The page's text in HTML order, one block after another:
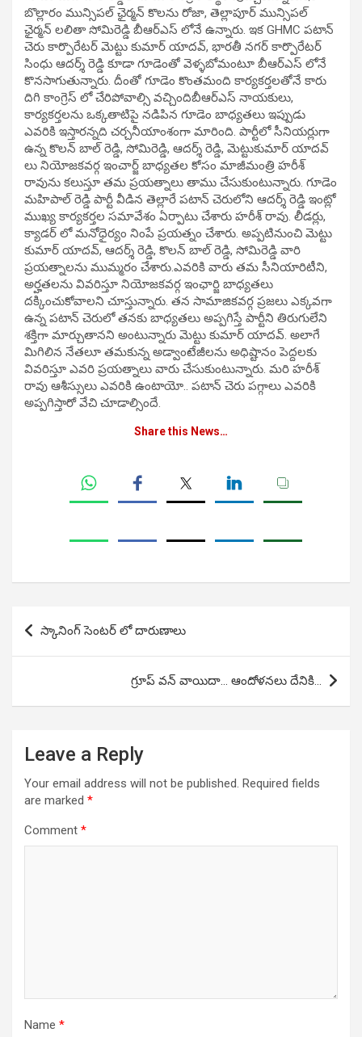
బొల్లారం మున్సిపల్ ఛైర్మన్ కొలను రోజా, తెల్లాపూర్ మున్సిపల్
ఛైర్మన్ లలితా సోమిరెడ్డి బీఆర్ఎస్ లోనే ఉన్నారు. ఇక GHMC పటాన్
చెరు కార్పొరేటర్ మెట్టు కుమార్ యాదవ్, భారతీ నగర్ కార్పొరేటర్
సింధు ఆదర్శ్ రెడ్డి కూడా గూడెంతో వెళ్ళబోమంటూ బీఆర్ఎస్ లోనే
కొనసాగుతున్నారు. దీంతో గూడెం కొంతమంది కార్యకర్తలతోనే కారు
దిగి కాంగ్రెస్ లో చేరిపోవాల్సి వచ్చిందిబీఆర్ఎస్ నాయకులు,
కార్యకర్తలను ఒక్కతాటిపై నడిపిన గూడెం బాధ్యతలు ఇప్పుడు
ఎవరికి ఇస్తారన్నది చర్చనీయాంశంగా మారింది. పార్టీలో సీనియర్లుగా
ఉన్న కొలన్ బాల్ రెడ్డి, సోమిరెడ్డి, ఆదర్శ్ రెడ్డి, మెట్టుకుమార్ యాదవ్
లు నియోజకవర్గ ఇంచార్జ్ బాధ్యతల కోసం మాజీమంత్రి హరీశ్
రావును కలుస్తూ తమ ప్రయత్నాలు తాము చేసుకుంటున్నారు. గూడెం
మహిపాల్ రెడ్డి పార్టీ వీడిన తెల్లారే పటాన్ చెరులోని ఆదర్శ్ రెడ్డి ఇంట్లో
ముఖ్య కార్యకర్తల సమావేశం ఏర్పాటు చేశారు హరీశ్ రావు. లీడర్లు,
క్యాడర్ లో మనోధైర్యం నింపే ప్రయత్నం చేశారు. అప్పటినుంచి మెట్టు
కుమార్ యాదవ్, ఆదర్శ్ రెడ్డి, కొలన్ బాల్ రెడ్డి, సోమిరెడ్డి వారి
ప్రయత్నాలను ముమ్మరం చేశారు.ఎవరికి వారు తమ సీనియారిటీని,
అర్హతలను వివరిస్తూ నియోజకవర్గ ఇంఛార్జి బాధ్యతలు
దక్కించుకోవాలని చూస్తున్నారు. తన సామాజికవర్గ ప్రజలు ఎక్కవగా
ఉన్న పటాన్ చెరులో తనకు బాధ్యతలు అప్పగిస్తే పార్టీని తిరుగులేని
శక్తిగా మార్చుతానని అంటున్నారు మెట్టు కుమార్ యాదవ్. అలాగే
మిగిలిన నేతలూ తమకున్న అడ్వాంటేజీలను అధిష్టానం పెద్దలకు
వివరిస్తూ ఎవరి ప్రయత్నాలు వారు చేసుకుంటున్నారు. మరి హరీశ్
రావు ఆశీస్సులు ఎవరికి ఉంటాయో.. పటాన్ చెరు పగ్గాలు ఎవరికి
అప్పగిస్తారో వేచి చూడాల్సిందే.
Share this News…
Post
navigation
స్కానింగ్ సెంటర్ లో దారుణాలు
గ్రూప్ వన్ వాయిదా… ఆందోళనలు దేనికి…
Leave a Reply
Your email address will not be published. Required fields
are marked *
Comment *
Name *